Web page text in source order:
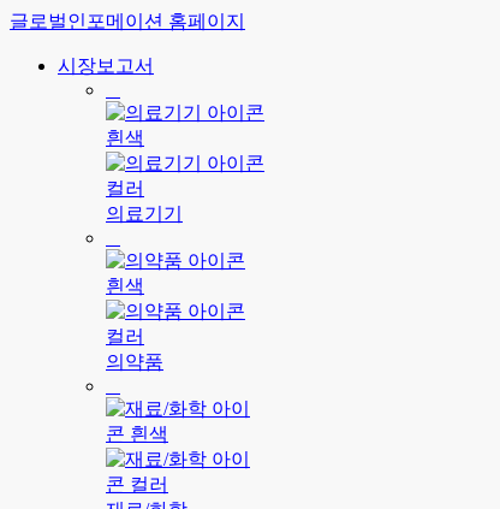
글로벌인포메이션 홈페이지
시장보고서
의료기기
의약품